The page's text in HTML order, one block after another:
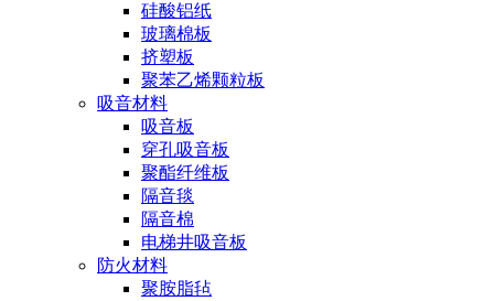
硅酸铝纸
玻璃棉板
挤塑板
聚苯乙烯颗粒板
吸音材料
吸音板
穿孔吸音板
聚酯纤维板
隔音毯
隔音棉
电梯井吸音板
防火材料
聚胺脂毡